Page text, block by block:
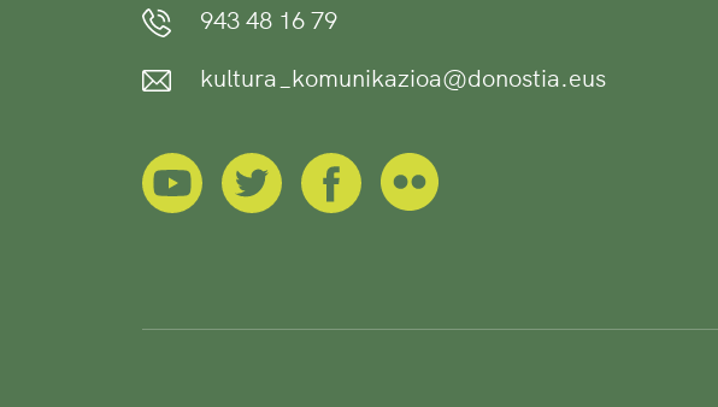
943 48 16 79
kultura_komunikazioa@donostia.eus